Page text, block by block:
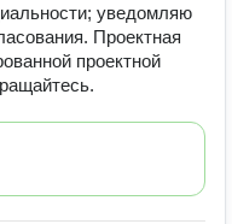
уведомляю
Проектная
проектной